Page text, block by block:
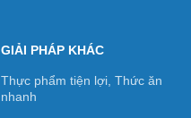
GIẢI PHÁP KHÁC
Thực phẩm tiện lợi, Thức ăn
nhanh